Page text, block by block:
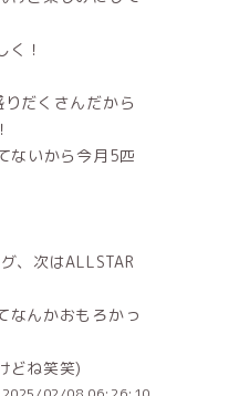
く！
だくさんだから
ないから今月5匹
、次はALLSTAR
なんかおもろかっ
どね笑笑)